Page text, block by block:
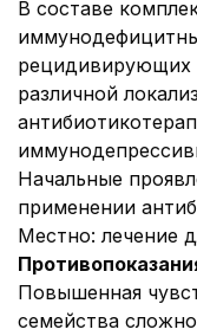
В составе
рецидивирующих
различной
Начальные
применении
Местно: лечение
Повышенная
семейства